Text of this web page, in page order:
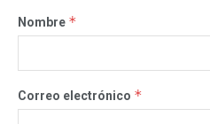
Nombre *
Correo electrónico *